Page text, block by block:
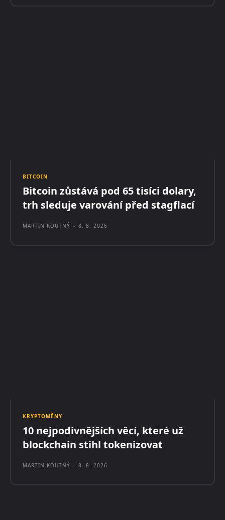
BITCOIN
Bitcoin zůstává pod 65 tisíci dolary,
trh sleduje varování před stagflací
MARTIN KOUTNÝ - 8. 8. 2026
KRYPTOMĚNY
10 nejpodivnějších věcí, které už
blockchain stihl tokenizovat
MARTIN KOUTNÝ - 8. 8. 2026